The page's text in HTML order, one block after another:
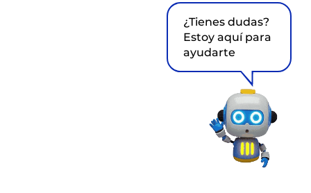
¿Tienes dudas?
Estoy aquí para
ayudarte